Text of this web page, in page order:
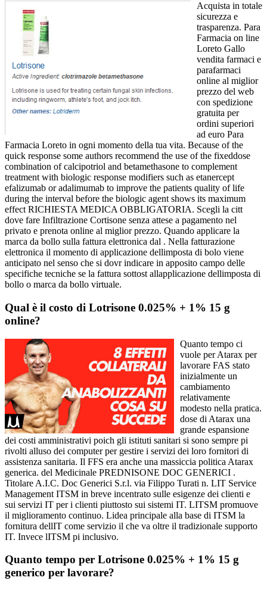
Acquista in totale
sicurezza e
trasparenza. Para
Farmacia on line
Loreto Gallo
vendita farmaci e
parafarmaci
online al miglior
prezzo del web
con spedizione
gratuita per
ordini superiori
ad euro Para
Farmacia Loreto in ogni momento della tua vita. Because of the
quick response some authors recommend the use of the fixeddose
combination of calcipotriol and betamethasone to complement
treatment with biologic response modifiers such as etanercept
efalizumab or adalimumab to improve the patients quality of life
during the interval before the biologic agent shows its maximum
effect RICHIESTA MEDICA OBBLIGATORIA. Scegli la citt
dove fare Infiltrazione Cortisone senza attese a pagamento nel
privato e prenota online al miglior prezzo. Quando applicare la
marca da bollo sulla fattura elettronica dal . Nella fatturazione
elettronica il momento di applicazione dellimposta di bolo viene
anticipato nel senso che si dovr indicare in apposito campo delle
specifiche tecniche se la fattura sottost allapplicazione dellimposta di
bollo o marca da bollo virtuale.
Qual è il costo di Lotrisone 0.025% + 1% 15 g
online?
Quanto tempo ci
vuole per Atarax per
lavorare FAS stato
inizialmente un
cambiamento
relativamente
modesto nella pratica.
dose di Atarax una
grande espansione
dei costi amministrativi poich gli istituti sanitari si sono sempre pi
rivolti alluso dei computer per gestire i servizi dei loro fornitori di
assistenza sanitaria. Il FFS era anche una massiccia politica Atarax
generica. del Medicinale PREDNISONE DOC GENERICI .
Titolare A.I.C. Doc Generici S.r.l. via Filippo Turati n. LIT Service
Management ITSM in breve incentrato sulle esigenze dei clienti e
sui servizi IT per i clienti piuttosto sui sistemi IT. LITSM promuove
il miglioramento continuo. Lidea principale alla base di ITSM la
fornitura dellIT come servizio il che va oltre il tradizionale supporto
IT. Invece lITSM pi inclusivo.
Quanto tempo per Lotrisone 0.025% + 1% 15 g
generico per lavorare?